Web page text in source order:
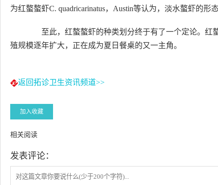
为红螯螯虾C. quadricarinatus，Austin等认为，淡水螯虾的
至此，红螯螯虾的种类划分终于有了一个定论。红
殖规模逐年扩大，正在成为夏日餐桌的又一主角。
返回拓诊卫生资讯频道>>
加入收藏
相关阅读
发表评论：